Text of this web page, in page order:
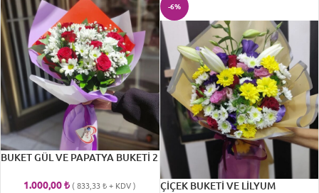
BUKET GÜL VE PAPATYA BUKETİ 2
1.000,00₺ (833,33₺+ KDV )
-6%
ÇİÇEK BUKETİ VE LİLYUM